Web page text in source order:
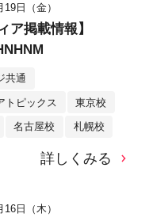
日（金）
ア掲載情報】
共通
トピックス 東京校
名古屋校 札幌校
詳しくみる
日（木）